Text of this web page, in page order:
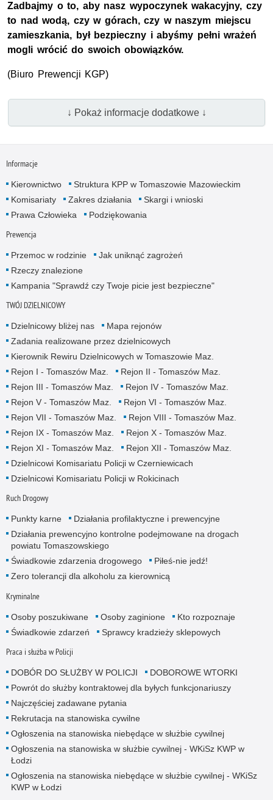
Zadbajmy o to, aby nasz wypoczynek wakacyjny, czy
to nad wodą, czy w górach, czy w naszym miejscu
zamieszkania, był bezpieczny i abyśmy pełni wrażeń
mogli wrócić do swoich obowiązków.
(Biuro Prewencji KGP)
↓ Pokaż informacje dodatkowe ↓
Informacje
Kierownictwo
Struktura KPP w Tomaszowie Mazowieckim
Komisariaty
Zakres działania
Skargi i wnioski
Prawa Człowieka
Podziękowania
Prewencja
Przemoc w rodzinie
Jak uniknąć zagrożeń
Rzeczy znalezione
Kampania "Sprawdź czy Twoje picie jest bezpieczne"
TWÓJ DZIELNICOWY
Dzielnicowy bliżej nas
Mapa rejonów
Zadania realizowane przez dzielnicowych
Kierownik Rewiru Dzielnicowych w Tomaszowie Maz.
Rejon I - Tomaszów Maz.
Rejon II - Tomaszów Maz.
Rejon III - Tomaszów Maz.
Rejon IV - Tomaszów Maz.
Rejon V - Tomaszów Maz.
Rejon VI - Tomaszów Maz.
Rejon VII - Tomaszów Maz.
Rejon VIII - Tomaszów Maz.
Rejon IX - Tomaszów Maz.
Rejon X - Tomaszów Maz.
Rejon XI - Tomaszów Maz.
Rejon XII - Tomaszów Maz.
Dzielnicowi Komisariatu Policji w Czerniewicach
Dzielnicowi Komisariatu Policji w Rokicinach
Ruch Drogowy
Punkty karne
Działania profilaktyczne i prewencyjne
Działania prewencyjno kontrolne podejmowane na drogach
powiatu Tomaszowskiego
Świadkowie zdarzenia drogowego
Piłeś-nie jedź!
Zero tolerancji dla alkoholu za kierownicą
Kryminalne
Osoby poszukiwane Osoby zaginione
Kto rozpoznaje
Świadkowie zdarzeń
Sprawcy kradzieży sklepowych
Praca i służba w Policji
DOBÓR DO SŁUŻBY W POLICJI
DOBOROWE WTORKI
Powrót do służby kontraktowej dla byłych funkcjonariuszy
Najczęściej zadawane pytania
Rekrutacja na stanowiska cywilne
Ogłoszenia na stanowiska niebędące w służbie cywilnej
Ogłoszenia na stanowiska w służbie cywilnej - WKiSz KWP w
Łodzi
Ogłoszenia na stanowiska niebędące w służbie cywilnej - WKiSz
KWP w Łodzi